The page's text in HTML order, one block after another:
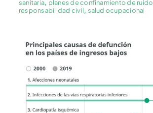
sanitaria, planes de confinamiento de ruido
responsabilidad civil, salud ocupacional